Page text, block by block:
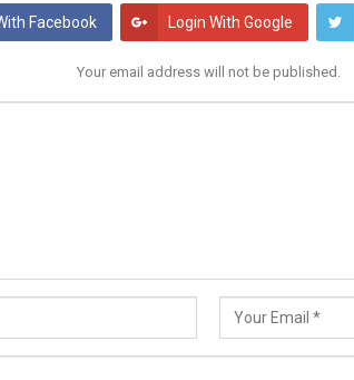
Facebook Login With Google
Your email address will not be published.